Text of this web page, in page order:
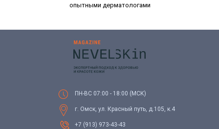
опытными дерматологами
г. Омск, ул. Красный путь, д.105, к.4
+7 (913) 973-43-43
ПН-ВС 07:00 - 18:00 (МСК)